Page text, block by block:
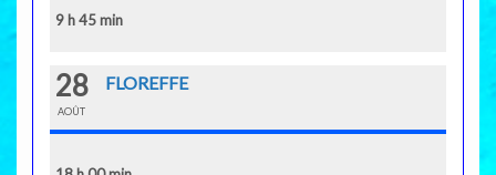
9 h 45 min
28
AOÛT
FLOREFFE